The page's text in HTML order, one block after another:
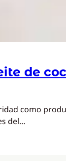
de
como
del…